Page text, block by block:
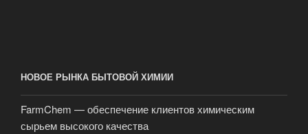
НОВОЕ РЫНКА БЫТОВОЙ ХИМИИ
FarmChem — обеспечение клиентов химическим
сырьем высокого качества